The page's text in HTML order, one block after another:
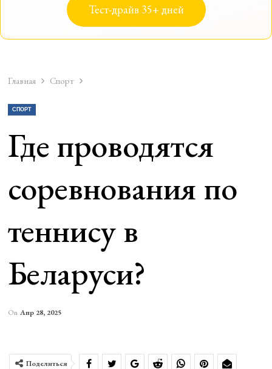
Тест-драйв 35+ дней
Главная Спорт
СПОРТ
Где проводятся
соревнования по
теннису в
Беларуси?
On Апр 28, 2025
Поделиться